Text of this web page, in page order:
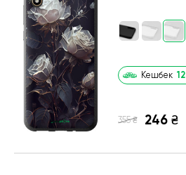
Кешбек 12
355 ₴ 246 ₴